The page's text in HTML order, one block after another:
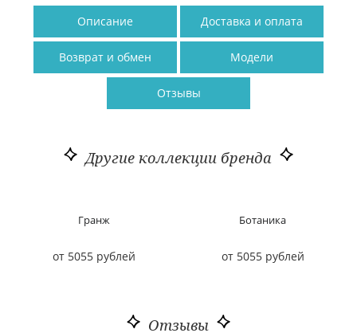
Описание Доставка и оплата
Возврат и обмен Модели
Отзывы
Другие коллекции бренда
Гранж
от 5055 рублей
Ботаника
от 5055 рублей
Отзывы